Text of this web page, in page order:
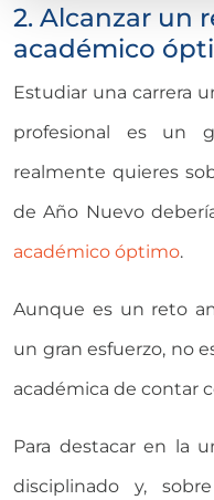
2. Alcanzar un
académico
Estudiar una carrera
profesional es un
realmente quieres
de Año Nuevo
académico óptimo.
Aunque es un reto
un gran esfuerzo, no
académica de contar
Para destacar en la
disciplinado y,